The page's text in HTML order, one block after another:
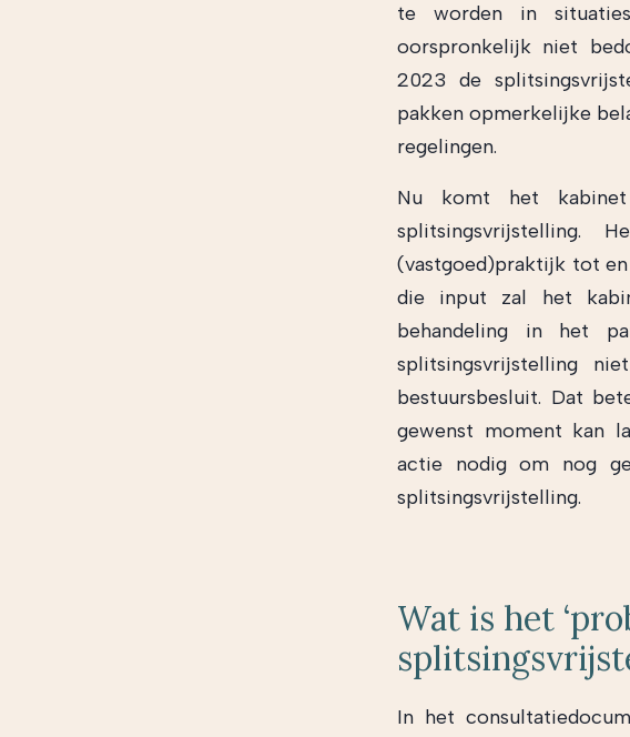
te worden in
oorspronkelijk niet
2023 de
pakken opmerkelijke
regelingen.
Nu komt het
splitsingsvrijstelling.
(vastgoed)praktijk tot en
die input zal het
behandeling in het
splitsingsvrijstelling
bestuursbesluit. Dat
gewenst moment kan
actie nodig om nog
splitsingsvrijstelling.
Wat is het
In het